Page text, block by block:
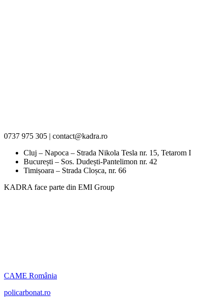
0737 975 305 | contact@kadra.ro
Cluj – Napoca – Strada Nikola Tesla nr. 15, Tetarom I
București – Sos. Dudești-Pantelimon nr. 42
Timișoara – Strada Cloșca, nr. 66
KADRA face parte din EMI Group
CAME România
policarbonat.ro